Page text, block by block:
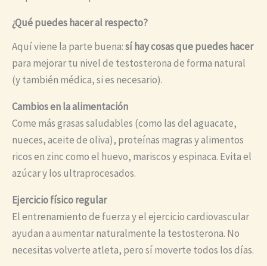
¿Qué puedes hacer al respecto?
Aquí viene la parte buena:sí hay cosas que puedes hacer
para mejorar tu nivel de testosterona de forma natural
(y también médica, si es necesario).
Cambios en la alimentación
Come más grasas saludables (como las del aguacate,
nueces, aceite de oliva), proteínas magras y alimentos
ricos en zinc como el huevo, mariscos y espinaca. Evita el
azúcar y los ultraprocesados.
Ejercicio físico regular
El entrenamiento de fuerza y el ejercicio cardiovascular
ayudan a aumentar naturalmente la testosterona. No
necesitas volverte atleta, pero sí moverte todos los días.